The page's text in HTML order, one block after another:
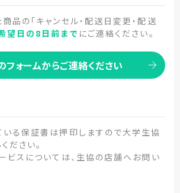
品の「キャンセル・配送日変更・配送
望日の8日前まで にご連絡ください。
フォームからご連絡ください
る保証書は押印しますので大学生協
ださい。
ビスについては、生協の店舗へお問い